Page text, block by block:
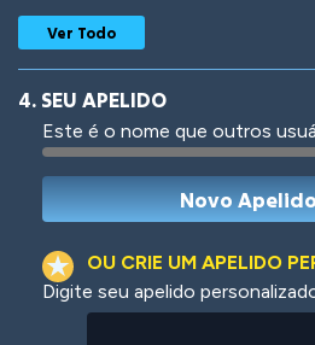
Woof Jungle
Ver Todo
4. SEU APELIDO
Este é o nome que outros
OU CRIE UM APELIDO
Digite seu apelido